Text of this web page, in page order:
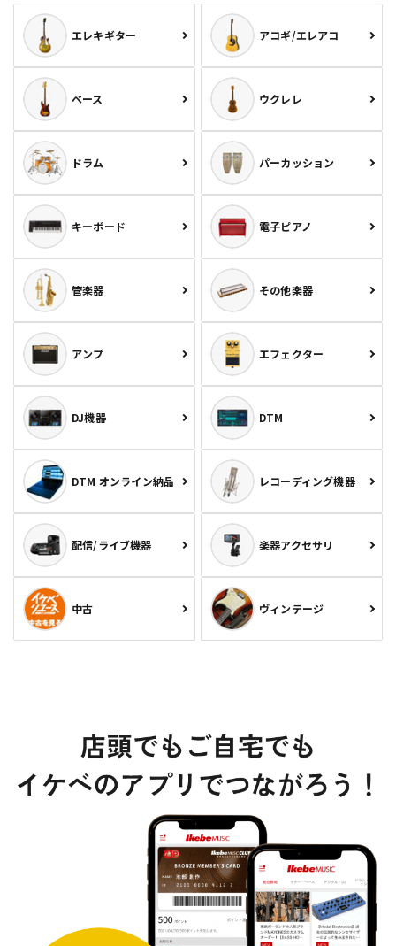
エレキギター アコギ/エレアコ
ベース ウクレレ
ドラム パーカッション
キーボード 電子ピアノ
管楽器 その他楽器
アンプ エフェクター
DJ機器 DTM
DTM オンライン納品 レコーディング機器
配信/ライブ機器 楽器アクセサリ
中古 ヴィンテージ